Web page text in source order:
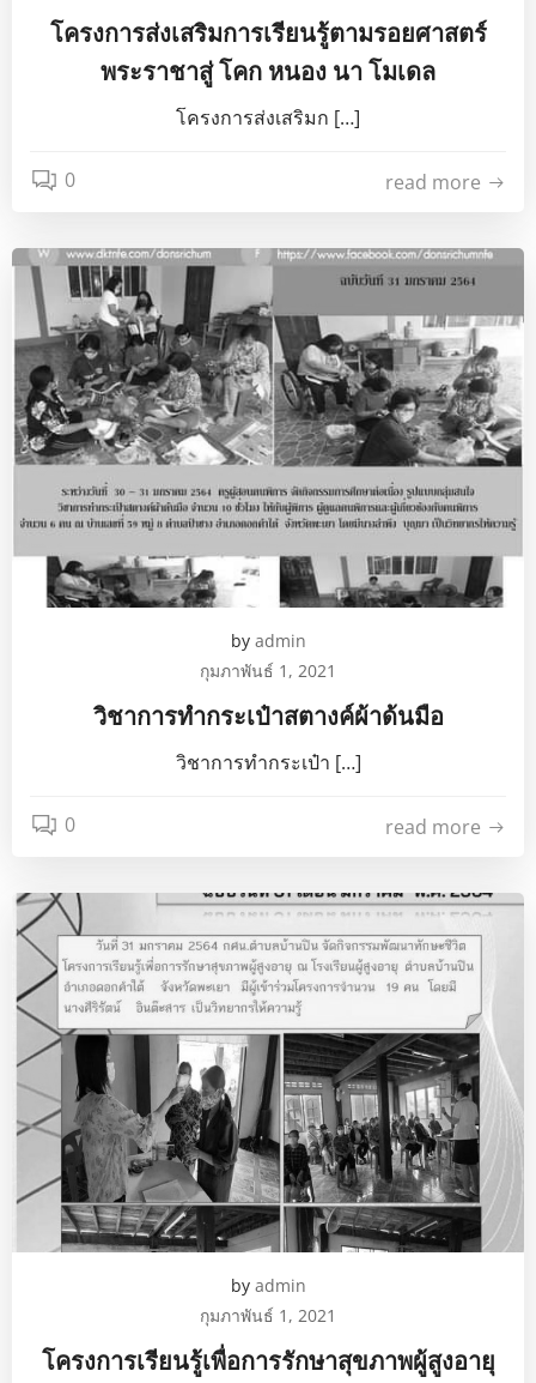
โครงการส่งเสริมการเรียนรู้ตามรอยศาสตร์
พระราชาสู่ โคก หนอง นา โมเดล
โครงการส่งเสริมก […]
0 read more
by admin
กุมภาพันธ์ 1, 2021
วิชาการทำกระเป๋าสตางค์ผ้าด้นมือ
วิชาการทำกระเป๋า […]
0 read more
by admin
กุมภาพันธ์ 1, 2021
โครงการเรียนรู้เพื่อการรักษาสุขภาพผู้สูงอายุ